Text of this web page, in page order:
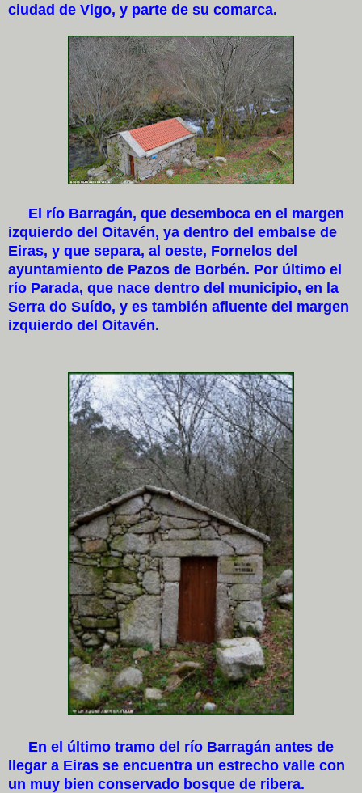
ciudad de Vigo, y parte de su comarca.
El río Barragán, que desemboca en el margen
izquierdo del Oitavén, ya dentro del embalse de
Eiras, y que separa, al oeste, Fornelos del
ayuntamiento de Pazos de Borbén. Por último el
río Parada, que nace dentro del municipio, en la
Serra do Suído, y es también afluente del margen
izquierdo del Oitavén.
En el último tramo del río Barragán antes de
llegar a Eiras se encuentra un estrecho valle con
un muy bien conservado bosque de ribera.